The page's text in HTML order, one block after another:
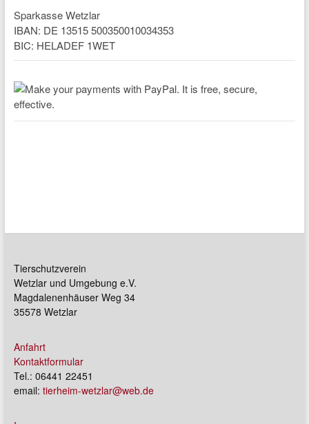
Sparkasse Wetzlar
IBAN: DE 13515 500350010034353
BIC: HELADEF 1WET
Tierschutzverein
Wetzlar und Umgebung e.V.
Magdalenenhäuser Weg 34
35578 Wetzlar
Anfahrt
Kontaktformular
Tel.: 06441 22451
email: tierheim-wetzlar@web.de